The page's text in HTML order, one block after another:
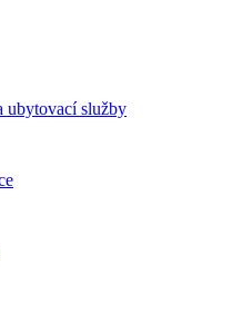
ubytovací služby